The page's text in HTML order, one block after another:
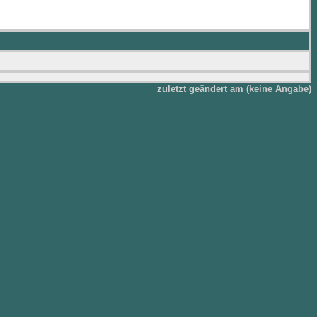
zuletzt geändert am (keine Angabe)